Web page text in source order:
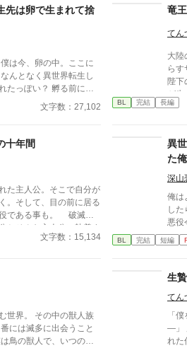
先は卵で生まれて捨
は今、卵の中。ここに
んとなく異世界転生し
たっぽい？ 孵る前に死
に助けられたみたい。
するからね！ 天然
らのんびり過ごす話にな
ので先は分かりません
完結で、番
文字数：27,102
竜
てん
大陸
ら
陛下
が
されたお触れ
平凡
歳の
5 完
BL 完結 長編
十年間
た主人公。そこで自分が
。そして、目の前に居る
である事も。 破滅は
とそんな主人公に執着す
ーンライトノベルズに
文字数：15,134
異
た
深山
俺は
し
悪役
し折
スキ
者が
て！？
BL 完結 短編
世界。 その中の獣人族
生
てん
「
―」
れた